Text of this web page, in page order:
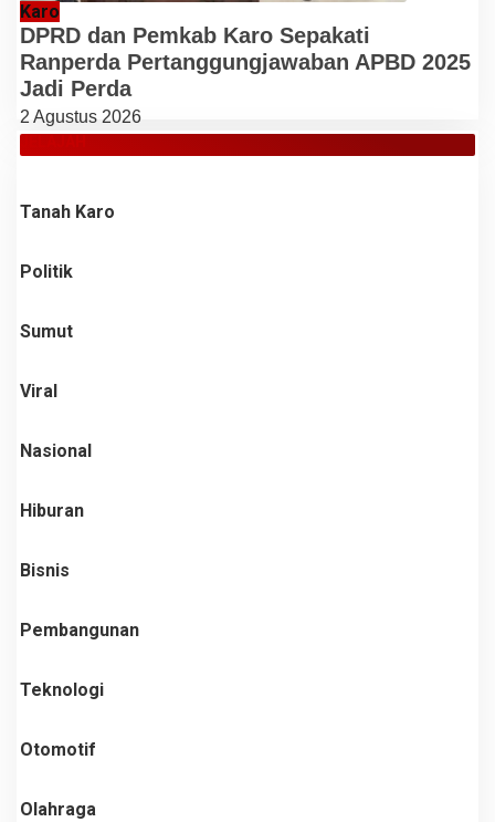
Karo
DPRD dan Pemkab Karo Sepakati
Ranperda Pertanggungjawaban APBD 2025
Jadi Perda
2 Agustus 2026
JELAJAH
Tanah Karo
Politik
Sumut
Viral
Nasional
Hiburan
Bisnis
Pembangunan
Teknologi
Otomotif
Olahraga